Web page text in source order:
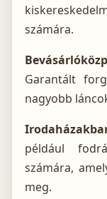
számára.
Garantált
nagyobb
például
számára,
meg.